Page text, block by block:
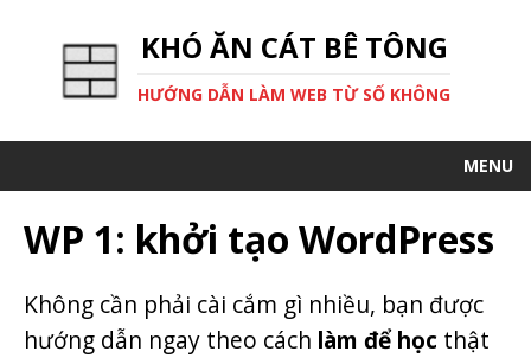
KHÓ ĂN CÁT BÊ TÔNG
HƯỚNG DẪN LÀM WEB TỪ SỐ KHÔNG
MENU
WP 1: khởi tạo WordPress
Không cần phải cài cắm gì nhiều, bạn được
hướng dẫn ngay theo cách làm để học thật